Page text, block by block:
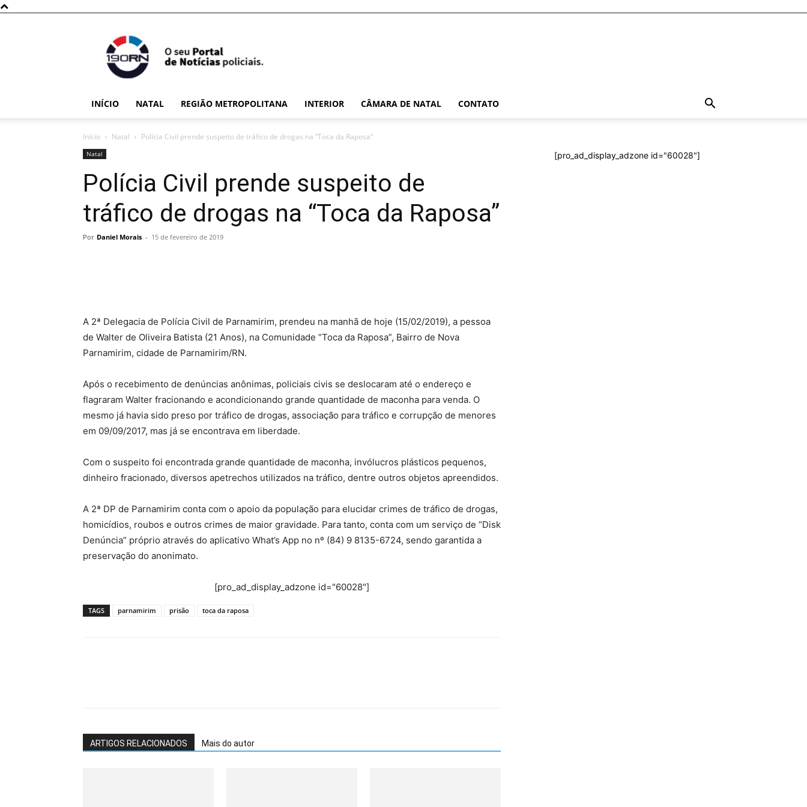
INÍCIO NATAL REGIÃO METROPOLITANA INTERIOR CÂMARA DE NATAL CONTATO
Início Natal Polícia Civil prende suspeito de tráfico de drogas na “Toca da Raposa”
Natal
Polícia Civil prende suspeito de
tráfico de drogas na “Toca da Raposa”
Por Daniel Morais - 15 de fevereiro de 2019
A 2ª Delegacia de Polícia Civil de Parnamirim, prendeu na manhã de hoje (15/02/2019), a pessoa
de Walter de Oliveira Batista (21 Anos), na Comunidade “Toca da Raposa”, Bairro de Nova
Parnamirim, cidade de Parnamirim/RN.
Após o recebimento de denúncias anônimas, policiais civis se deslocaram até o endereço e
flagraram Walter fracionando e acondicionando grande quantidade de maconha para venda. O
mesmo já havia sido preso por tráfico de drogas, associação para tráfico e corrupção de menores
em 09/09/2017, mas já se encontrava em liberdade.
Com o suspeito foi encontrada grande quantidade de maconha, invólucros plásticos pequenos,
dinheiro fracionado, diversos apetrechos utilizados na tráfico, dentre outros objetos apreendidos.
A 2ª DP de Parnamirim conta com o apoio da população para elucidar crimes de tráfico de drogas,
homicídios, roubos e outros crimes de maior gravidade. Para tanto, conta com um serviço de “Disk
Denúncia” próprio através do aplicativo What’s App no nº (84) 9 8135-6724, sendo garantida a
preservação do anonimato.
[pro_ad_display_adzone id="60028"]
TAGS parnamirim prisão toca da raposa
ARTIGOS RELACIONADOS Mais do autor
[pro_ad_display_adzone id="60028"]